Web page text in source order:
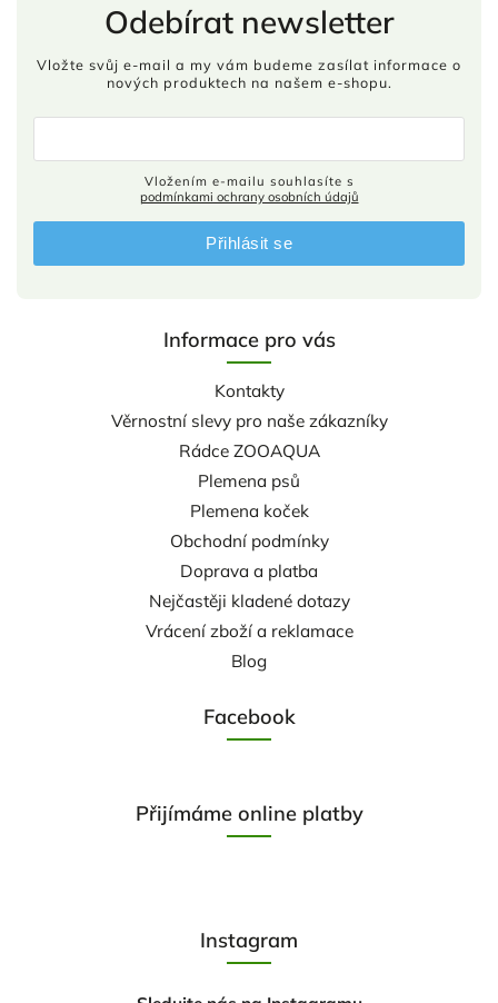
Informace pro vás
Kontakty
Věrnostní slevy pro naše zákazníky
Rádce ZOOAQUA
Plemena psů
Plemena koček
Obchodní podmínky
Doprava a platba
Nejčastěji kladené dotazy
Vrácení zboží a reklamace
Blog
Facebook
Odebírat newsletter
Vložte svůj e-mail a my vám budeme zasílat informace o
nových produktech na našem e-shopu.
podmínkami ochrany osobních údajů
Přihlásit se
Přijímáme online platby
Instagram